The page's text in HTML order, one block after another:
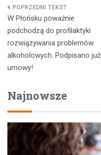
Nawigacja
wpisu
W Płońsku poważnie
podchodzą do profilaktyki
rozwiązywania problemów
alkoholowych. Podpisano już
umowy!
Najnowsze